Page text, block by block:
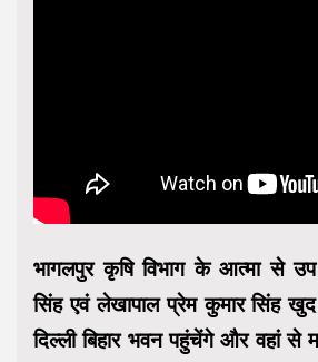
भागलपुर कृषि विभाग के आत्मा से उप
सिंह एवं लेखापाल प्रेम कुमार सिंह
दिल्ली बिहार भवन पहुंचेंगे और वहां से